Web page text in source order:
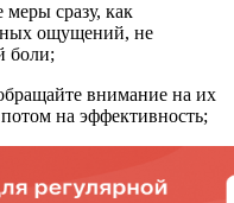
сразу, как
ощущений, не
боли;
внимание на их
на эффективность;